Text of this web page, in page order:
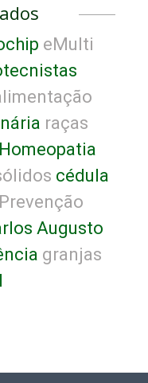
eMulti
raças
Homeopatia
cédula
Augusto
granjas